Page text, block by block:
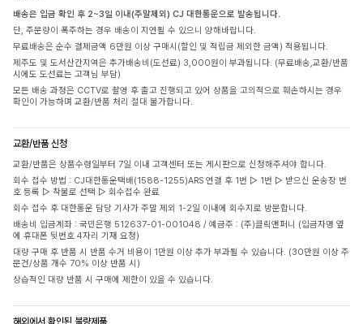
배송은 입금 확인 후 2~3일 이내(주말제외) CJ 대한통운으로 발송됩니다.
단, 주문량이 폭주하는 경우 배송이 지연될 수 있으니 양해바랍니다.
무료배송은 순수 결제금액 6만원 이상 구매시(할인 및 적립금 제외한 금액) 적용됩니다.
제주도 및 도서산간지역은 추가배송비(도선료) 3,000원이 부과됩니다. (무료배송,교환/반품
시에도 도선료는 고객님 부담)
모든 배송 과정은 CCTV로 촬영 후 출고 진행되고 있어 상품을 고의적으로 훼손하시는 경우
확인이 가능하며 교환/반품 처리 절대 불가합니다.
교환/반품 신청
교환/반품은 상품수령일부터 7일 이내 고객센터 또는 게시판으로 신청해주셔야 합니다.
회수 접수 방법 : CJ대한통운택배(1588-1255)ARS 연결 후 1번 ▷ 1번 ▷ 받으신 운송장 번
호 등록 ▷ 착불로 선택 ▷ 회수접수 완료
회수 접수 후 대한통운 담당 기사가 주말 제외 1-2일 이내에 회수지로 방문합니다.
배송비 입금계좌 : 국민은행 512637-01-001048 / 예금주 : (주)클릭앤퍼니 (입금자명 옆
에 휴대폰 뒷번호 4자리 기재 요청)
대량 구매 후 반품 시 반품 수거 비용이 1만원 이상 추가 부과될 수 있습니다. (30만원 이상 주
문건/상품 개수 70% 이상 반품 시)
상습적인 대량 반품 시 구매에 제한이 있을 수 있습니다.
해외에서 확인된 불량제품